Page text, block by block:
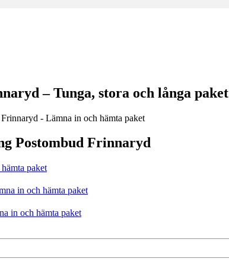
– Tunga, stora och långa paket
Postombud Frinnaryd
paket
in och hämta paket
in och hämta paket